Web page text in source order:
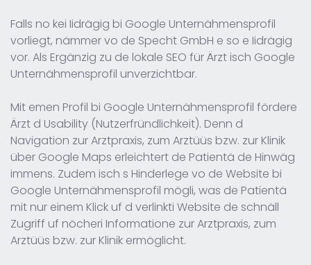
Falls no kei Iidrägig bi Google Unternähmensprofil
vorliegt, nämmer vo de Specht GmbH e so e Iidrägig
vor. Als Ergänzig zu de lokale SEO für Ärzt isch Google
Unternähmensprofil unverzichtbar.
Mit emen Profil bi Google Unternähmensprofil fördere
Ärzt d Usability (Nutzerfründlichkeit). Denn d
Navigation zur Arztpraxis, zum Arztüüs bzw. zur Klinik
über Google Maps erleichtert de Patientä de Hinwäg
immens. Zudem isch s Hinderlege vo de Website bi
Google Unternähmensprofil mögli, was de Patientä
mit nur einem Klick uf d verlinkti Website de schnäll
Zugriff uf nöcheri Informatione zur Arztpraxis, zum
Arztüüs bzw. zur Klinik ermöglicht.